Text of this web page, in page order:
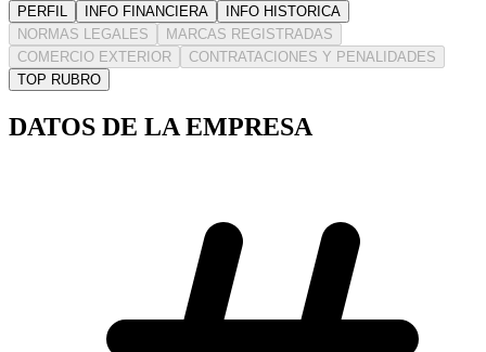
PERFIL INFO FINANCIERA
INFO HISTORICA
NORMAS LEGALES
MARCAS REGISTRADAS
COMERCIO EXTERIOR
CONTRATACIONES Y PENALIDADES
TOP RUBRO
DATOS DE LA EMPRESA